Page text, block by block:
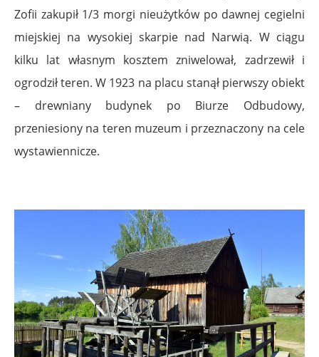
Zofii zakupił 1/3 morgi nieużytków po dawnej cegielni
miejskiej na wysokiej skarpie nad Narwią. W ciągu
kilku lat własnym kosztem zniwelował, zadrzewił i
ogrodził teren. W 1923 na placu stanął pierwszy obiekt
– drewniany budynek po Biurze Odbudowy,
przeniesiony na teren muzeum i przeznaczony na cele
wystawiennicze.